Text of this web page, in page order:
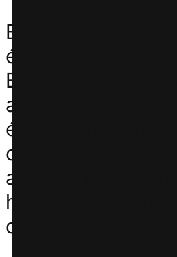
Bien que les
été moins
Europe, les
actions juridiques
également
changement dans
avec de
hôtels adoptant
de parité tarifaire